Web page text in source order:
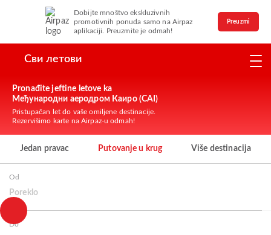
Dobijte mnoštvo ekskluzivnih
promotivnih ponuda samo na Airpaz
aplikaciji. Preuzmite je odmah!
Preuzmi
Сви летови
Pronađite jeftine letove ka
Међународни аеродром Каиро (CAI)
Pristupačan let do vaše omiljene destinacije.
Rezervišimo karte na Airpaz-u odmah!
Jedan pravac Putovanje u krug Više destinacija
Od
Poreklo
Do